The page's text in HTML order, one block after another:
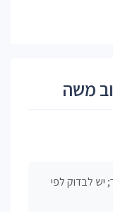
משה
יש לבדוק לפי